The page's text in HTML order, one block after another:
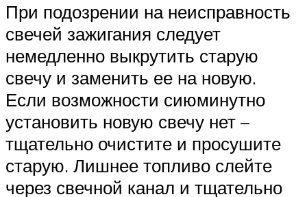
При подозрении на неисправность
свечей зажигания следует
немедленно выкрутить старую
свечу и заменить ее на новую.
Если возможности сиюминутно
установить новую свечу нет –
тщательно очистите и просушите
старую. Лишнее топливо слейте
через свечной канал и тщательно